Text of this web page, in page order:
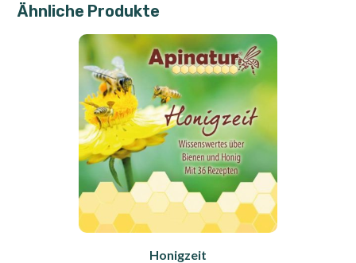
Ähnliche Produkte
Honigzeit